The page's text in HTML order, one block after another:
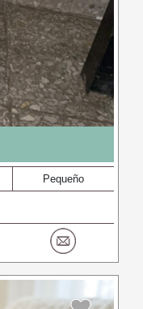
Pequeño